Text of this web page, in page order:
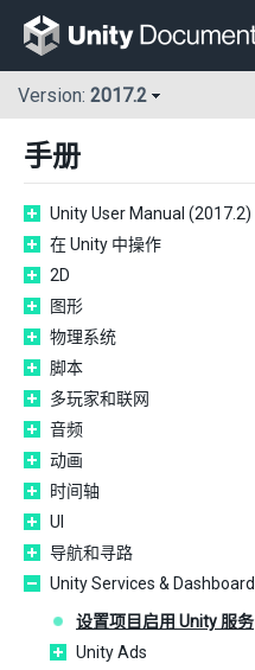
Version: 2017.2
手册
Unity User Manual (2017.2)
在 Unity 中操作
2D
图形
物理系统
脚本
多玩家和联网
音频
动画
时间轴
UI
导航和寻路
Unity Services & Dashboard
设置项目启用 Unity 服务
Unity Ads